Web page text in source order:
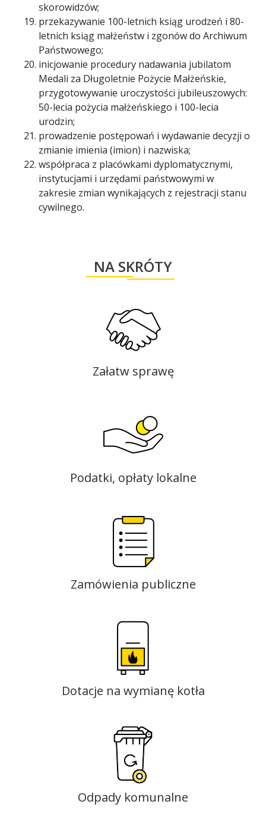
skorowidzów;
przekazywanie 100-letnich ksiąg urodzeń i 80-
letnich ksiąg małżeństw i zgonów do Archiwum
Państwowego;
inicjowanie procedury nadawania jubilatom
Medali za Długoletnie Pożycie Małżeńskie,
przygotowywanie uroczystości jubileuszowych:
50-lecia pożycia małżeńskiego i 100-lecia
urodzin;
prowadzenie postępowań i wydawanie decyzji o
zmianie imienia (imion) i nazwiska;
współpraca z placówkami dyplomatycznymi,
instytucjami i urzędami państwowymi w
zakresie zmian wynikających z rejestracji stanu
cywilnego.
NA SKRÓTY
Załatw sprawę
Podatki, opłaty lokalne
Zamówienia publiczne
Dotacje na wymianę kotła
Odpady komunalne